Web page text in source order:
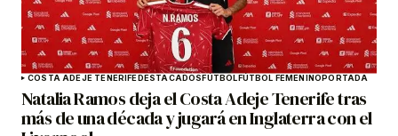
COSTA ADEJE TENERIFEDESTACADOSFÚTBOLFÚTBOL FEMENINOPORTADA
Natalia Ramos deja el Costa Adeje Tenerife tras
más de una década y jugará en Inglaterra con el